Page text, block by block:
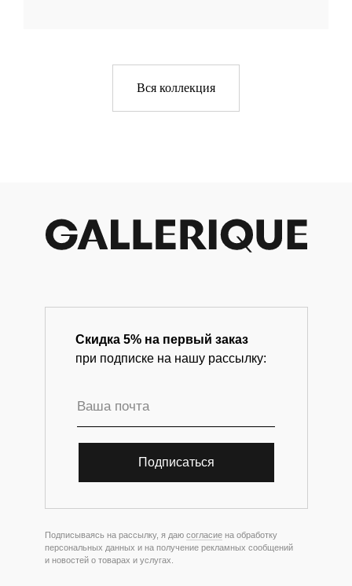
Вся коллекция
Скидка 5% на первый заказ
при подписке на нашу рассылку:
Магазин-галерея винтажных предметов и
Подписываясь на рассылку, я даю согласие на обработку
персональных данных и на получение рекламных сообщений
и новостей о товарах и услугах.
info@gallerique.ru
Подписаться